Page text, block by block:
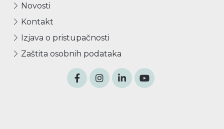
Novosti
Kontakt
Izjava o pristupačnosti
Zaštita osobnih podataka